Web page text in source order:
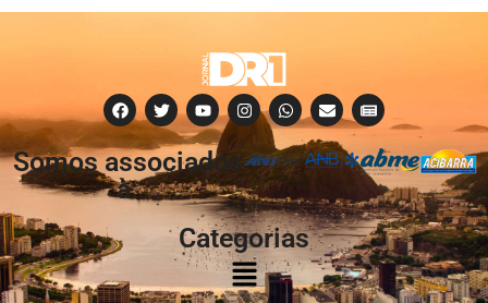
Somos associados
à:
Categorias